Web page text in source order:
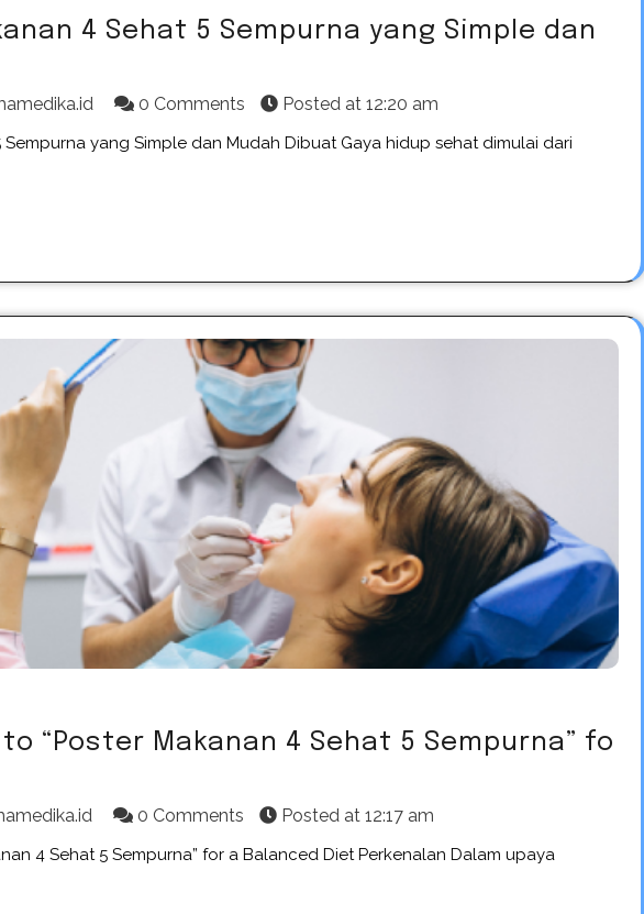
4 Sehat 5 Sempurna yang Simple dan
0 Comments Posted at 12:20 am
yang Simple dan Mudah Dibuat Gaya hidup sehat dimulai dari
to “Poster Makanan 4 Sehat 5 Sempurna” fo
0 Comments Posted at 12:17 am
4 Sehat 5 Sempurna” for a Balanced Diet Perkenalan Dalam upaya